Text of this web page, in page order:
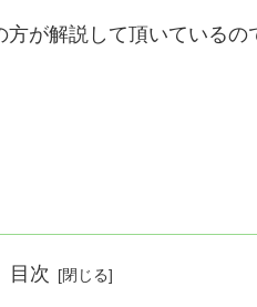
が解説して頂いている
目次